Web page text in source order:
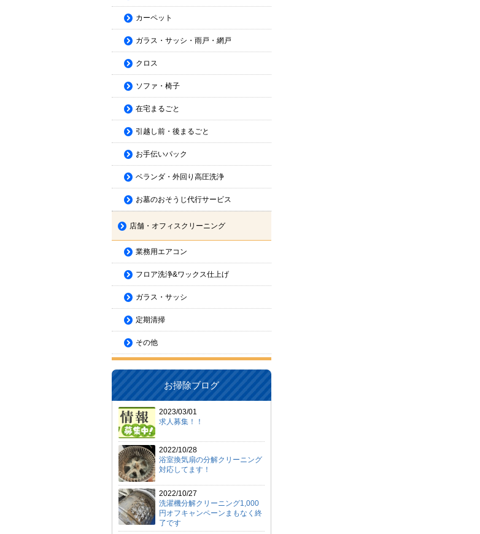
カーペット
ガラス・サッシ・雨戸・網戸
クロス
ソファ・椅子
在宅まるごと
引越し前・後まるごと
お手伝いパック
ベランダ・外回り高圧洗浄
お墓のおそうじ代行サービス
店舗・オフィスクリーニング
業務用エアコン
フロア洗浄&ワックス仕上げ
ガラス・サッシ
定期清掃
その他
お掃除ブログ
2023/03/01
求人募集！！
2022/10/28
浴室換気扇の分解クリーニング
対応してます！
2022/10/27
洗濯機分解クリーニング1,000
円オフキャンペーンまもなく終
了です